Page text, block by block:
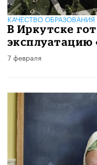
КАЧЕСТВО ОБРАЗОВАНИЯ
В Иркутске
эксплуатацию
7 февраля